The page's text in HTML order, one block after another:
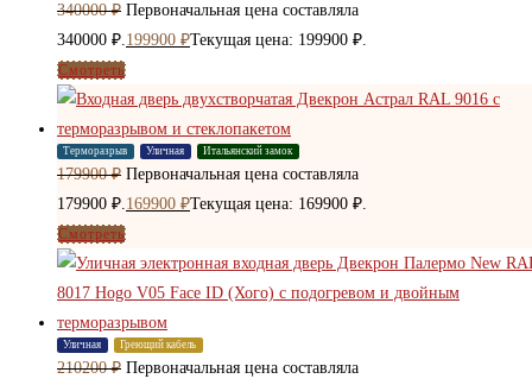
340000₽ Первоначальная цена составляла
340000 ₽.199900 ₽Текущая цена: 199900 ₽.
Смотреть
Терморазрыв Уличная Итальянский замок
179900₽ Первоначальная цена составляла
179900 ₽.169900 ₽Текущая цена: 169900 ₽.
Смотреть
Уличная Греющий кабель
210200₽ Первоначальная цена составляла